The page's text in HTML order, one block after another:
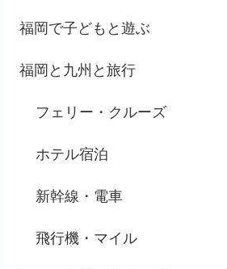
福岡で子どもと遊ぶ
福岡と九州と旅行
フェリー・クルーズ
ホテル宿泊
新幹線・電車
飛行機・マイル